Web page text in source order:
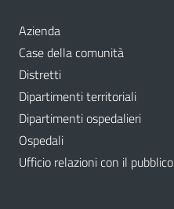
Azienda
Case della comunità
Distretti
Dipartimenti territoriali
Dipartimenti ospedalieri
Ospedali
Ufficio relazioni con il pubblico